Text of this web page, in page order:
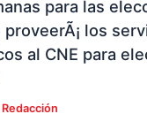
para las
los
al CNE para
Redacción